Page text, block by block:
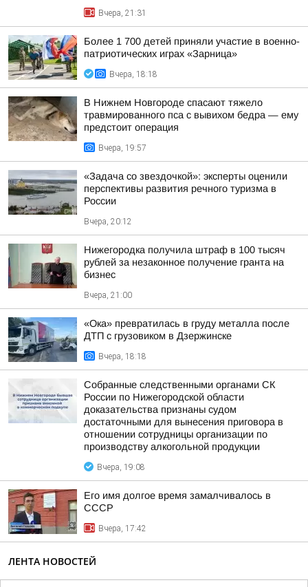
Вчера, 21:31
Более 1 700 детей приняли участие в военно-
патриотических играх «Зарница»
Вчера, 18:18
В Нижнем Новгороде спасают тяжело
травмированного пса с вывихом бедра — ему
предстоит операция
Вчера, 19:57
«Задача со звездочкой»: эксперты оценили
перспективы развития речного туризма в
России
Вчера, 20:12
Нижегородка получила штраф в 100 тысяч
рублей за незаконное получение гранта на
бизнес
Вчера, 21:00
«Ока» превратилась в груду металла после
ДТП с грузовиком в Дзержинске
Вчера, 18:18
Собранные следственными органами СК
России по Нижегородской области
доказательства признаны судом
достаточными для вынесения приговора в
отношении сотрудницы организации по
производству алкогольной продукции
Вчера, 19:08
Его имя долгое время замалчивалось в
СССР
Вчера, 17:42
ЛЕНТА НОВОСТЕЙ